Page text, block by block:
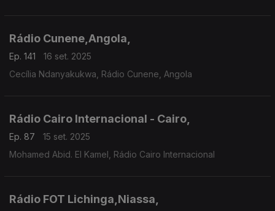
Rádio Cunene,Angola,
Ep. 141
16 set. 2025
Cecília Ndanyakukwa, Rádio Cunene, Angola
Rádio Cairo Internacional - Cairo,
Ep. 87
15 set. 2025
Mohamed Abid. El Kamel, Rádio Cairo Internacional
Rádio FOT Lichinga,Niassa,